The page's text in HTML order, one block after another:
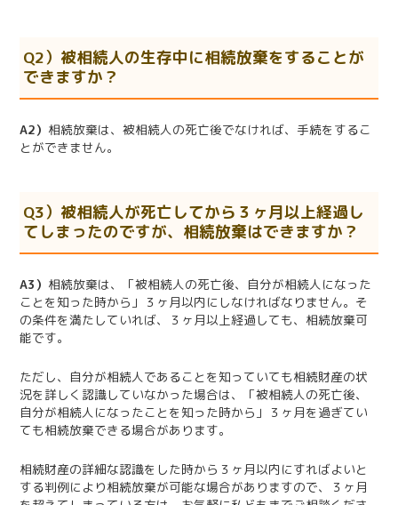
Q2）被相続人の生存中に相続放棄をすることが
できますか？
A2） 相続放棄は、被相続人の死亡後でなければ、手続をするこ
とができません。
Q3）被相続人が死亡してから３ヶ月以上経過し
てしまったのですが、相続放棄はできますか？
A3） 相続放棄は、「被相続人の死亡後、自分が相続人になった
ことを知った時から」３ヶ月以内にしなければなりません。そ
の条件を満たしていれば、３ヶ月以上経過しても、相続放棄可
能です。
ただし、自分が相続人であることを知っていても相続財産の状
況を詳しく認識していなかった場合は、「被相続人の死亡後、
自分が相続人になったことを知った時から」３ヶ月を過ぎてい
ても相続放棄できる場合があります。
相続財産の詳細な認識をした時から３ヶ月以内にすればよいと
する判例により相続放棄が可能な場合がありますので、３ヶ月